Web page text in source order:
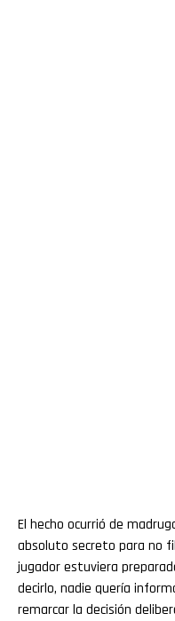
El hecho ocurrió de
absoluto secreto para no
jugador estuviera
decirlo, nadie quería
remarcar la decisión